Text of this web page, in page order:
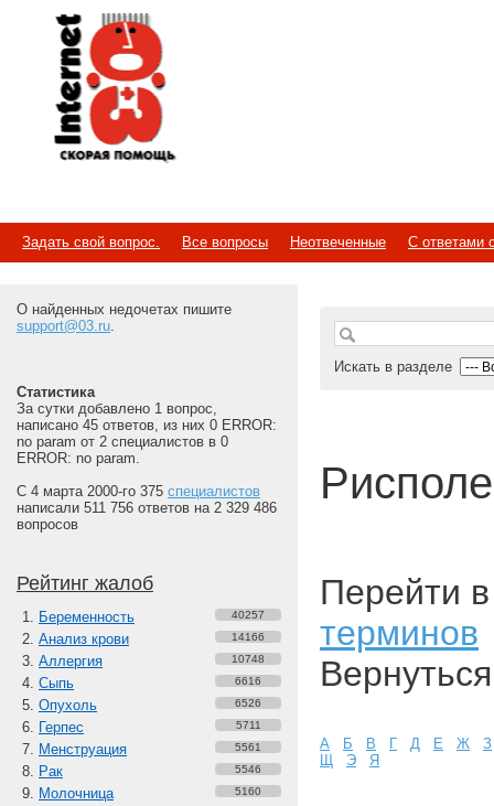
Internet
Скорая помощь
Задать свой вопрос. Все вопросы Неотвеченные С ответами
О найденных недочетах пишите
support@03.ru.
Статистика
За сутки добавлено 1 вопрос,
написано 45 ответов, из них 0 ERROR:
no param от 2 специалистов в 0
ERROR: no param.
С 4 марта 2000-го 375 специалистов
написали 511 756 ответов на 2 329 486
вопросов
Рейтинг жалоб
Беременность 40257
Анализ крови 14166
Аллергия 10748
Сыпь 6616
Опухоль 6526
Герпес 5711
Менструация 5561
Рак 5546
Молочница 5160
Искать в разделе
Перейти
терминов
А Б В Г Д Е Ж
З
Щ
Э Я